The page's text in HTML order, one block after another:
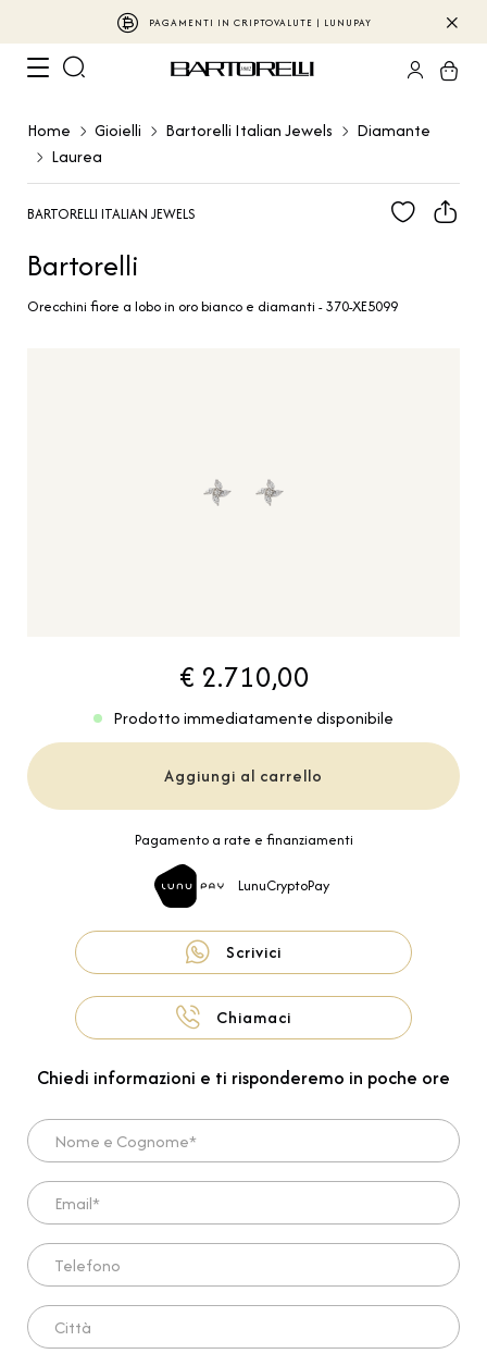
PAGAMENTI IN CRIPTOVALUTE | LUNUPAY
Home Gioielli Bartorelli Italian Jewels
Diamante
Laurea
BARTORELLI ITALIAN JEWELS
Bartorelli
Orecchini fiore a lobo in oro bianco e diamanti - 370-XE5099
€ 2.710,00
Prodotto immediatamente disponibile
Aggiungi al carrello
Pagamento a rate e finanziamenti
LunuCryptoPay
Scrivici
Chiamaci
Chiedi informazioni e ti risponderemo in poche ore
Nome e Cognome*
Email*
Telefono
Città